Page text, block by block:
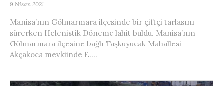
9 Nisan 2021
Manisa’nın Gölmarmara ilçesinde bir çiftçi tarlasını
sürerken Helenistik Döneme lahit buldu. Manisa’nın
Gölmarmara ilçesine bağlı Taşkuyucak Mahallesi
Akçakoca mevkiinde E....